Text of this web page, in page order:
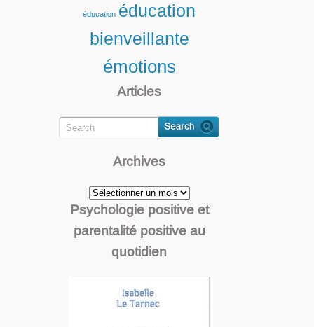
éducation éducation
bienveillante
émotions
Articles
Archives
Archives
Psychologie positive et
parentalité positive au
quotidien